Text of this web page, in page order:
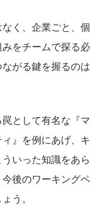
く、企業ごと、個
をチームで探る必
がる鍵を握るのは
として有名な『マ
』を例にあげ、キ
いった知識をあら
後のワーキングペ
う。